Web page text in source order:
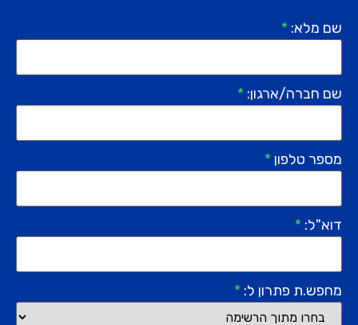
שם מלא: *
שם חברה/ארגון: *
מספר טלפון *
דוא"ל: *
מחפש.ת פתרון ל: *